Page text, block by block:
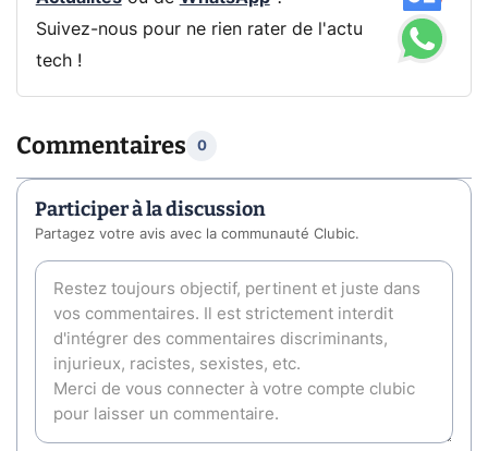
Suivez-nous pour ne rien rater de l'actu
tech !
Commentaires 0
Participer à la discussion
Partagez votre avis avec la communauté Clubic.